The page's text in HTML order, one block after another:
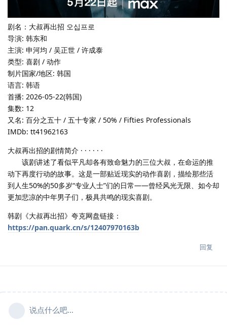
剧名：大叔再出招 오십프로
导演: 韩东和
主演: 申河均 / 吴正世 / 许成泰
类型: 喜剧 / 动作
制片国家/地区: 韩国
语言: 韩语
首播: 2026-05-22(韩国)
集数: 12
又名: 百分之五十 / 五十专家 / 50% / Fifties Professionals
IMDb: tt41962163
大叔再出招的剧情简介 · · · · · ·
该剧讲述了看似平凡却各有致命魅力的三位大叔，在命运的推
动下再度行动的故事。这是一部贴近现实的动作喜剧，描绘那些活
到人生50%的50多岁“专业人士”们的日常——曾经风光无限、如今却
更加悲凉的中年男子们，极具共鸣的现实喜剧。
韩剧《大叔再出招》夸克网盘链接：
https://pan.quark.cn/s/12407970163b
回复
说点什么吧...